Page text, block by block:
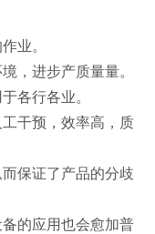
业。
，进步产质量量。
各行各业。
干预，效率高，质
保证了产品的分歧
的应用也会愈加普